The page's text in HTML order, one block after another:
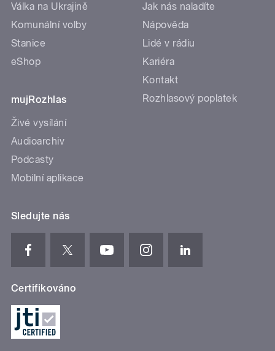
Válka na Ukrajině
Komunální volby
Stanice
eShop
mujRozhlas
Živé vysílání
Audioarchiv
Podcasty
Mobilní aplikace
Jak nás naladíte
Nápověda
Lidé v rádiu
Kariéra
Kontakt
Rozhlasový poplatek
Sledujte nás
Certifikováno